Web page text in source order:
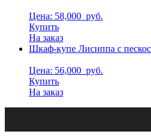
Цена: 58,000 руб.
Купить
На заказ
Шкаф-купе Лисиппа с
Цена: 56,000 руб.
Купить
На заказ